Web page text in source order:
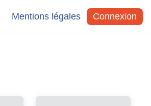
Mentions légales Connexion